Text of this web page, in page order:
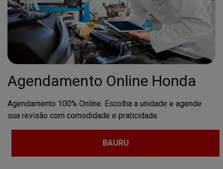
Agendamento Online Honda
Agendamento 100% Online. Escolha a unidade e agende
sua revisão com comodidade e praticidade.
BAURU